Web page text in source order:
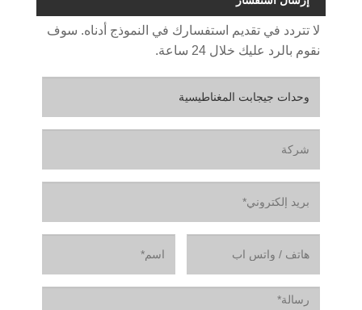
لا تتردد في تقديم استفسارك في النموذج أدناه. سوف
نقوم بالرد عليك خلال 24 ساعة.